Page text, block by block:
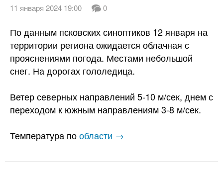
11 января 2024 19:00 0
По данным псковских синоптиков 12 января на
территории региона ожидается облачная с
прояснениями погода. Местами небольшой
снег. На дорогах гололедица.
Ветер северных направлений 5-10 м/сек, днем с
переходом к южным направлениям 3-8 м/сек.
Температура пообласти →